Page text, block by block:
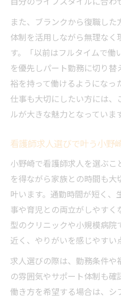
また、ブランクから復職し
体制を活用しながら無理なく
す。「以前はフルタイムで働
を優先しパート勤務に切り
裕を持って働けるようになっ
仕事も大切にしたい方には、
ルが大きな魅力となっていま
看護師求人選びで叶う小野
小野崎で看護師求人を選ぶこ
を得ながら家族との時間も
叶います。通勤時間が短く、
事や育児との両立がしやすく
型のクリニックや小規模病
近く、やりがいを感じやすい
求人選びの際は、勤務条件
の雰囲気やサポート体制も
働き方を希望する場合は、